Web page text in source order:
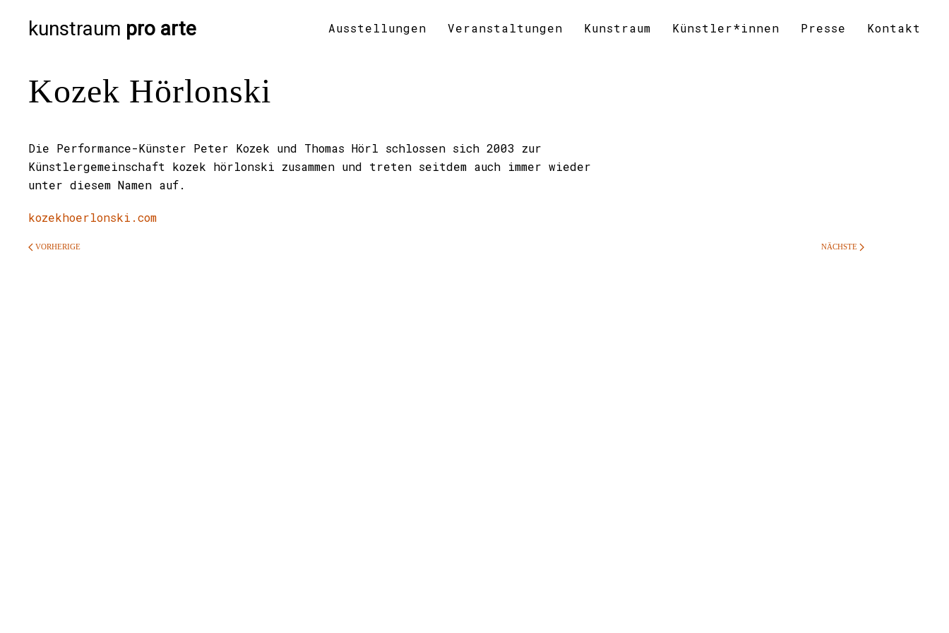
kunstraum pro arte Ausstellungen Veranstaltungen Kunstraum Künstler*innen Presse Kontakt
Kozek Hörlonski
Die Performance-Künster Peter Kozek und Thomas Hörl schlossen sich 2003 zur
Künstlergemeinschaft kozek hörlonski zusammen und treten seitdem auch immer wieder
unter diesem Namen auf.
kozekhoerlonski.com
VORHERIGE NÄCHSTE